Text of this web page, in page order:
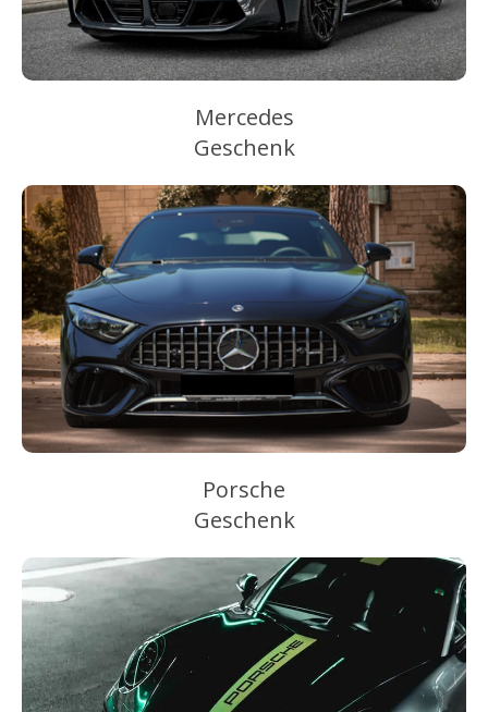
Mercedes
Geschenk
Porsche
Geschenk